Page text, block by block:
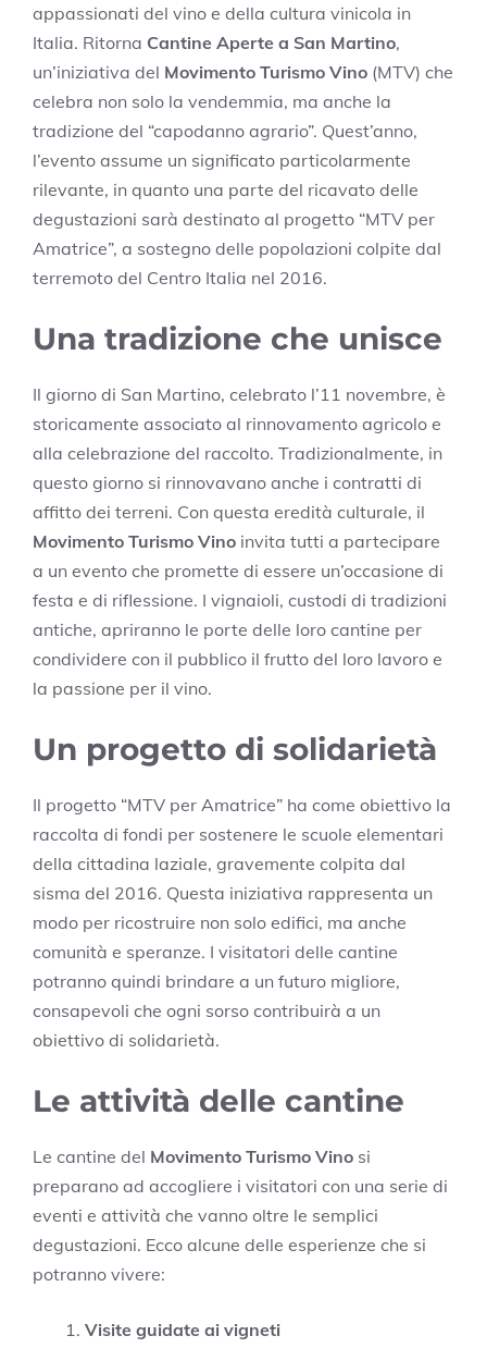
appassionati del vino e della cultura vinicola in
Italia. Ritorna Cantine Aperte a San Martino,
un’iniziativa del Movimento Turismo Vino (MTV) che
celebra non solo la vendemmia, ma anche la
tradizione del “capodanno agrario”. Quest’anno,
l’evento assume un significato particolarmente
rilevante, in quanto una parte del ricavato delle
degustazioni sarà destinato al progetto “MTV per
Amatrice”, a sostegno delle popolazioni colpite dal
terremoto del Centro Italia nel 2016.
Una tradizione che unisce
Il giorno di San Martino, celebrato l’11 novembre, è
storicamente associato al rinnovamento agricolo e
alla celebrazione del raccolto. Tradizionalmente, in
questo giorno si rinnovavano anche i contratti di
affitto dei terreni. Con questa eredità culturale, il
Movimento Turismo Vino invita tutti a partecipare
a un evento che promette di essere un’occasione di
festa e di riflessione. I vignaioli, custodi di tradizioni
antiche, apriranno le porte delle loro cantine per
condividere con il pubblico il frutto del loro lavoro e
la passione per il vino.
Un progetto di solidarietà
Il progetto “MTV per Amatrice” ha come obiettivo la
raccolta di fondi per sostenere le scuole elementari
della cittadina laziale, gravemente colpita dal
sisma del 2016. Questa iniziativa rappresenta un
modo per ricostruire non solo edifici, ma anche
comunità e speranze. I visitatori delle cantine
potranno quindi brindare a un futuro migliore,
consapevoli che ogni sorso contribuirà a un
obiettivo di solidarietà.
Le attività delle cantine
Le cantine del Movimento Turismo Vino si
preparano ad accogliere i visitatori con una serie di
eventi e attività che vanno oltre le semplici
degustazioni. Ecco alcune delle esperienze che si
potranno vivere:
Visite guidate ai vigneti